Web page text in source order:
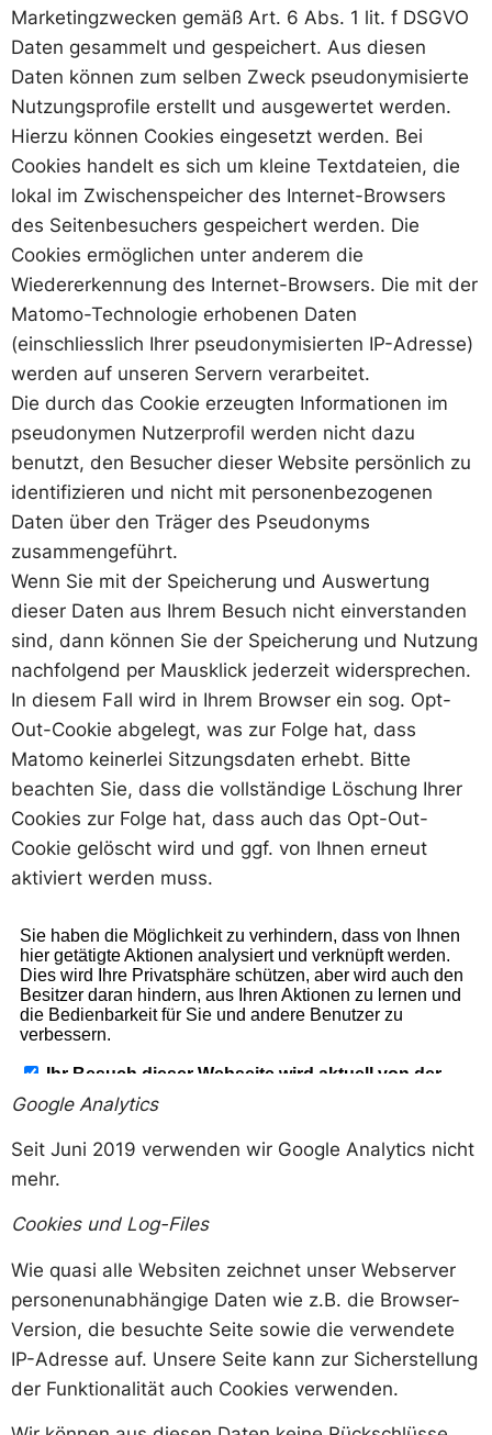
Marketingzwecken gemäß Art. 6 Abs. 1 lit. f DSGVO
Daten gesammelt und gespeichert. Aus diesen
Daten können zum selben Zweck pseudonymisierte
Nutzungsprofile erstellt und ausgewertet werden.
Hierzu können Cookies eingesetzt werden. Bei
Cookies handelt es sich um kleine Textdateien, die
lokal im Zwischenspeicher des Internet-Browsers
des Seitenbesuchers gespeichert werden. Die
Cookies ermöglichen unter anderem die
Wiedererkennung des Internet-Browsers. Die mit der
Matomo-Technologie erhobenen Daten
(einschliesslich Ihrer pseudonymisierten IP-Adresse)
werden auf unseren Servern verarbeitet.
Die durch das Cookie erzeugten Informationen im
pseudonymen Nutzerprofil werden nicht dazu
benutzt, den Besucher dieser Website persönlich zu
identifizieren und nicht mit personenbezogenen
Daten über den Träger des Pseudonyms
zusammengeführt.
Wenn Sie mit der Speicherung und Auswertung
dieser Daten aus Ihrem Besuch nicht einverstanden
sind, dann können Sie der Speicherung und Nutzung
nachfolgend per Mausklick jederzeit widersprechen.
In diesem Fall wird in Ihrem Browser ein sog. Opt-
Out-Cookie abgelegt, was zur Folge hat, dass
Matomo keinerlei Sitzungsdaten erhebt. Bitte
beachten Sie, dass die vollständige Löschung Ihrer
Cookies zur Folge hat, dass auch das Opt-Out-
Cookie gelöscht wird und ggf. von Ihnen erneut
aktiviert werden muss.
Google Analytics
Seit Juni 2019 verwenden wir Google Analytics nicht
mehr.
Cookies und Log-Files
Wie quasi alle Websiten zeichnet unser Webserver
personenunabhängige Daten wie z.B. die Browser-
Version, die besuchte Seite sowie die verwendete
IP-Adresse auf. Unsere Seite kann zur Sicherstellung
der Funktionalität auch Cookies verwenden.